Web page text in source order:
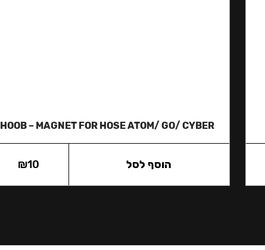
HOOB – MAGNET FOR HOSE ATOM/ GO/ CYBER
₪10 הוסף לסל